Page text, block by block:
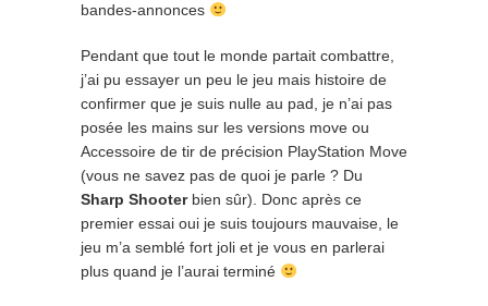
bandes-annonces
Pendant que tout le monde partait combattre,
j’ai pu essayer un peu le jeu mais histoire de
confirmer que je suis nulle au pad, je n’ai pas
posée les mains sur les versions move ou
Accessoire de tir de précision PlayStation Move
(vous ne savez pas de quoi je parle ? Du
Sharp Shooterbien sûr). Donc après ce
premier essai oui je suis toujours mauvaise, le
jeu m’a semblé fort joli et je vous en parlerai
plus quand je l’aurai terminé